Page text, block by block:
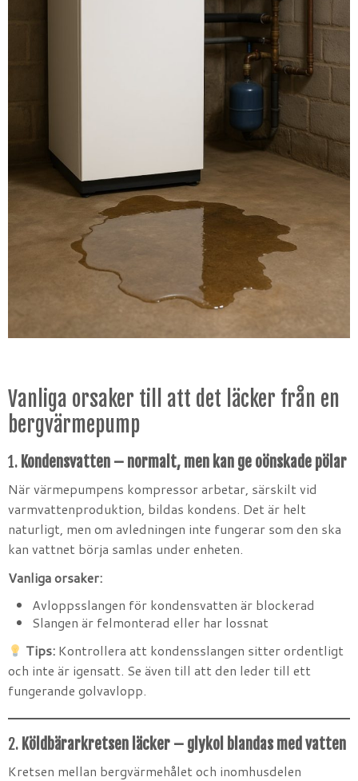
Vanliga orsaker till att det läcker från en
bergvärmepump
1. Kondensvatten – normalt, men kan ge oönskade pölar
När värmepumpens kompressor arbetar, särskilt vid
varmvattenproduktion, bildas kondens. Det är helt
naturligt, men om avledningen inte fungerar som den ska
kan vattnet börja samlas under enheten.
Vanliga orsaker:
Avloppsslangen för kondensvatten är blockerad
Slangen är felmonterad eller har lossnat
Tips: Kontrollera att kondensslangen sitter ordentligt
och inte är igensatt. Se även till att den leder till ett
fungerande golvavlopp.
2. Köldbärarkretsen läcker – glykol blandas med vatten
Kretsen mellan bergvärmehålet och inomhusdelen